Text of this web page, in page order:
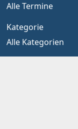
Alle Termine
Kategorie
Alle Kategorien